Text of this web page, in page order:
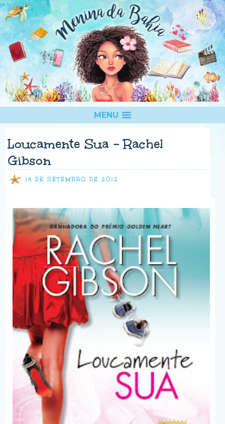
MENU
Loucamente Sua - Rachel
Gibson
14 DE SETEMBRO DE 2012